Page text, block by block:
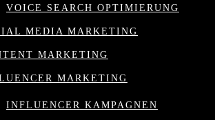
VOICE SEARCH OPTIMIERUNG
MEDIA MARKETING
MARKETING
MARKETING
INFLUENCER KAMPAGNEN